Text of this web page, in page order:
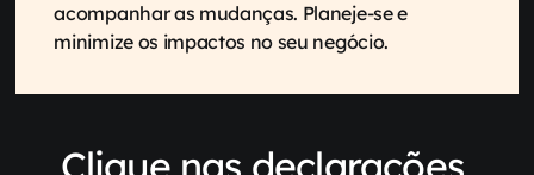
acompanhar as mudanças. Planeje-se e
minimize os impactos no seu negócio.
Clique nas declarações